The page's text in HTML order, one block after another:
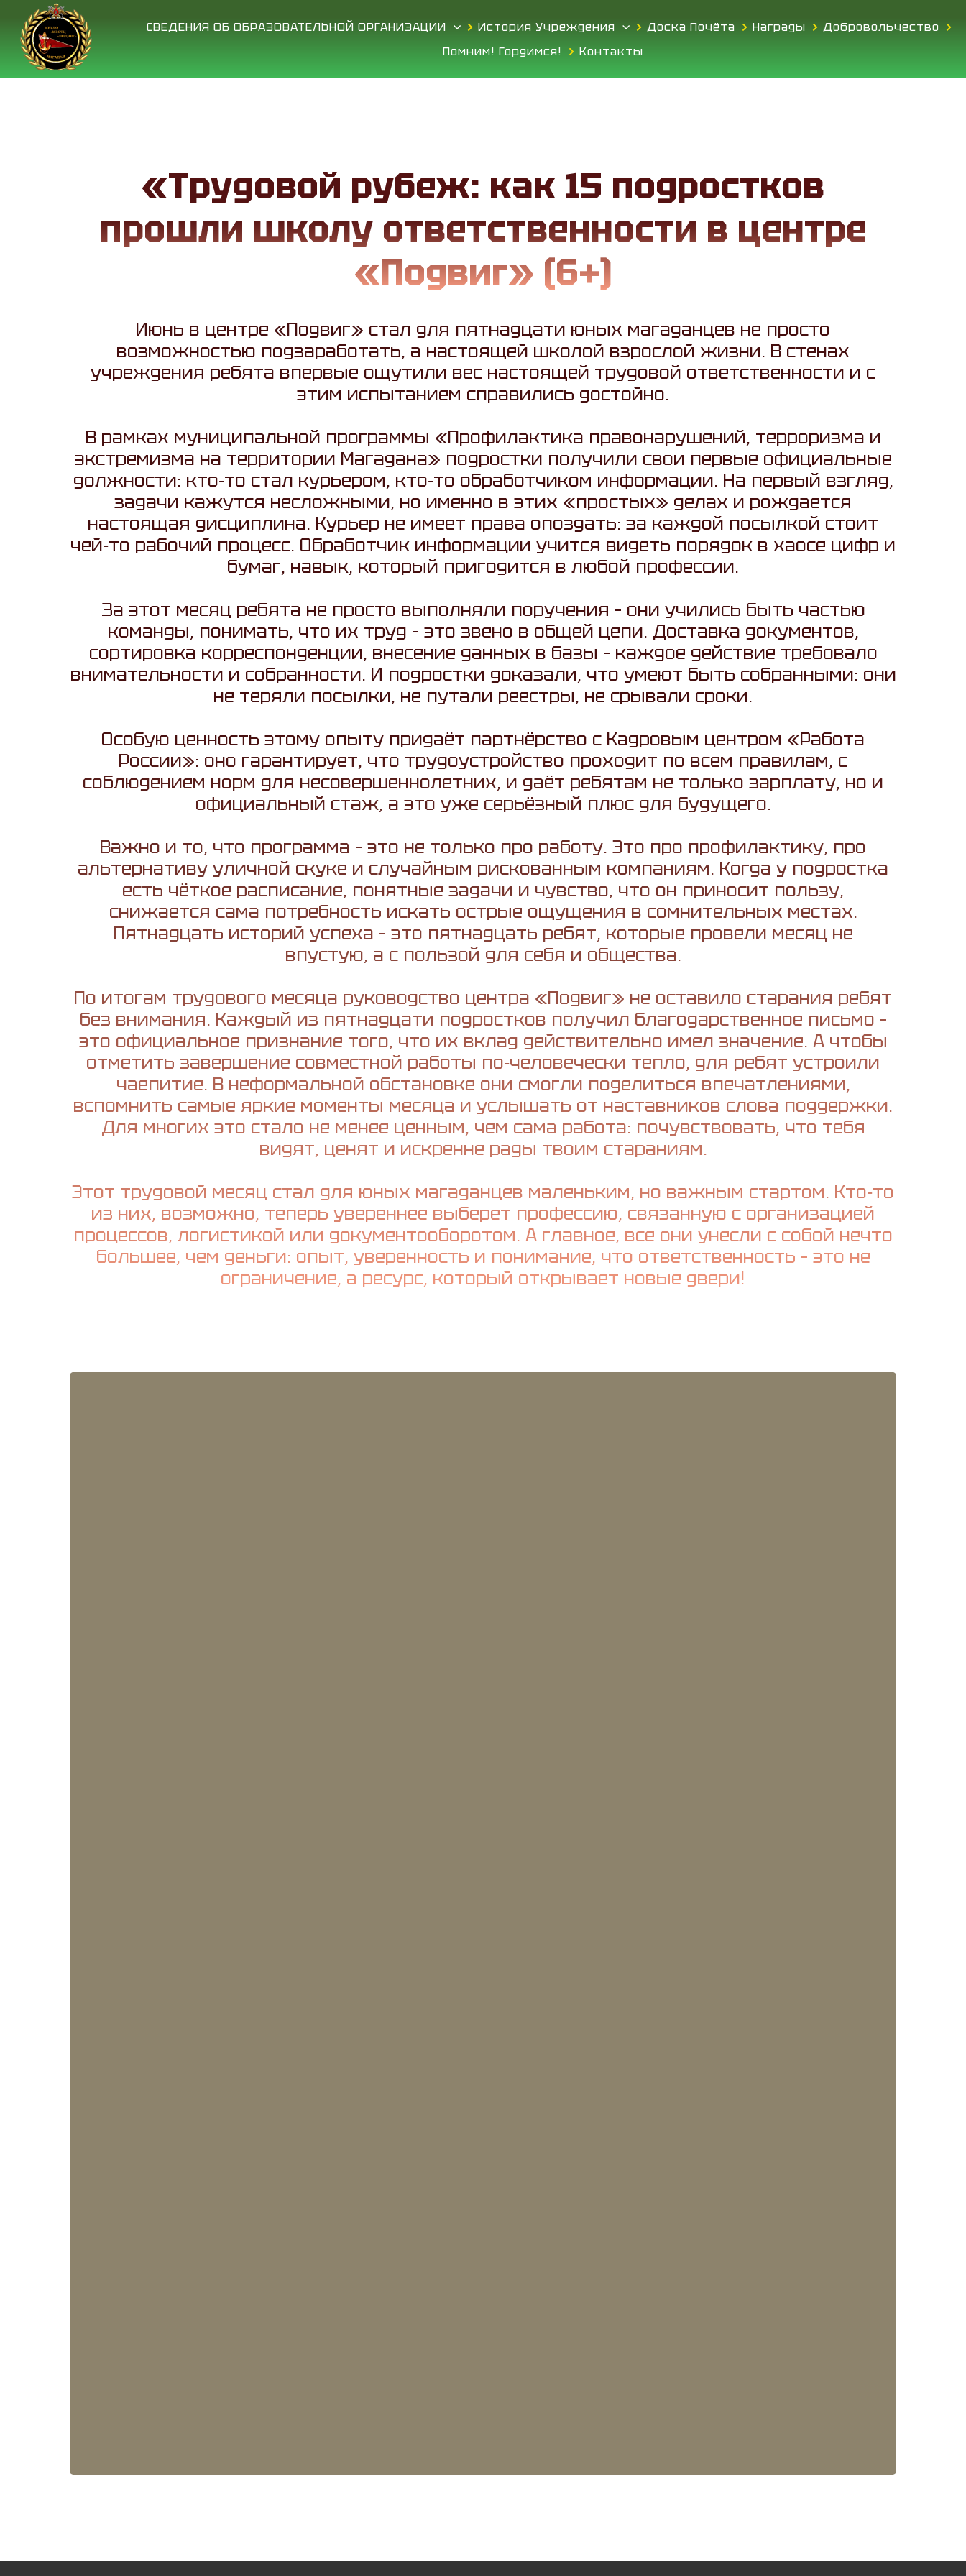
СВЕДЕНИЯ ОБ ОБРАЗОВАТЕЛЬНОЙ ОРГАНИЗАЦИИ История Учреждения Доска Почёта Награды
Добровольчество
Помним! Гордимся!
Контакты
«Трудовой рубеж: как 15 подростков
прошли школу ответственности в центре
«Подвиг» (6+)
Июнь в центре «Подвиг» стал для пятнадцати юных магаданцев не просто
возможностью подзаработать, а настоящей школой взрослой жизни. В стенах
учреждения ребята впервые ощутили вес настоящей трудовой ответственности и с
этим испытанием справились достойно.
В рамках муниципальной программы «Профилактика правонарушений, терроризма и
экстремизма на территории Магадана» подростки получили свои первые официальные
должности: кто‑то стал курьером, кто‑то обработчиком информации. На первый взгляд,
задачи кажутся несложными, но именно в этих «простых» делах и рождается
настоящая дисциплина. Курьер не имеет права опоздать: за каждой посылкой стоит
чей‑то рабочий процесс. Обработчик информации учится видеть порядок в хаосе цифр и
бумаг, навык, который пригодится в любой профессии.
За этот месяц ребята не просто выполняли поручения – они учились быть частью
команды, понимать, что их труд – это звено в общей цепи. Доставка документов,
сортировка корреспонденции, внесение данных в базы – каждое действие требовало
внимательности и собранности. И подростки доказали, что умеют быть собранными: они
не теряли посылки, не путали реестры, не срывали сроки.
Особую ценность этому опыту придаёт партнёрство с Кадровым центром «Работа
России»: оно гарантирует, что трудоустройство проходит по всем правилам, с
соблюдением норм для несовершеннолетних, и даёт ребятам не только зарплату, но и
официальный стаж, а это уже серьёзный плюс для будущего.
Важно и то, что программа – это не только про работу. Это про профилактику, про
альтернативу уличной скуке и случайным рискованным компаниям. Когда у подростка
есть чёткое расписание, понятные задачи и чувство, что он приносит пользу,
снижается сама потребность искать острые ощущения в сомнительных местах.
Пятнадцать историй успеха – это пятнадцать ребят, которые провели месяц не
впустую, а с пользой для себя и общества.
По итогам трудового месяца руководство центра «Подвиг» не оставило старания ребят
без внимания. Каждый из пятнадцати подростков получил благодарственное письмо –
это официальное признание того, что их вклад действительно имел значение. А чтобы
отметить завершение совместной работы по‑человечески тепло, для ребят устроили
чаепитие. В неформальной обстановке они смогли поделиться впечатлениями,
вспомнить самые яркие моменты месяца и услышать от наставников слова поддержки.
Для многих это стало не менее ценным, чем сама работа: почувствовать, что тебя
видят, ценят и искренне рады твоим стараниям.
Этот трудовой месяц стал для юных магаданцев маленьким, но важным стартом. Кто‑то
из них, возможно, теперь увереннее выберет профессию, связанную с организацией
процессов, логистикой или документооборотом. А главное, все они унесли с собой нечто
большее, чем деньги: опыт, уверенность и понимание, что ответственность – это не
ограничение, а ресурс, который открывает новые двери!